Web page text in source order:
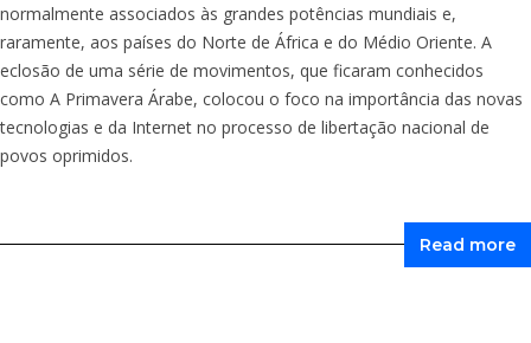
normalmente associados às grandes potências mundiais e,
raramente, aos países do Norte de África e do Médio Oriente. A
eclosão de uma série de movimentos, que ficaram conhecidos
como A Primavera Árabe, colocou o foco na importância das novas
tecnologias e da Internet no processo de libertação nacional de
povos oprimidos.
Read more